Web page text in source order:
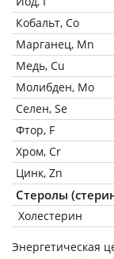
Кобальт, Co
Марганец, Mn
Медь, Cu
Молибден, Mo
Селен, Se
Фтор, F
Хром, Cr
Цинк, Zn
Стеролы
Холестерин
Энергетическая